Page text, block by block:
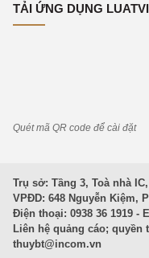
TẢI ỨNG DỤNG
Quét mã QR code để cài đặt
Trụ sở: Tầng 3, Toà nhà
VPĐD: 648 Nguyễn Kiệm,
Điện thoại: 0938 36 1919 -
Liên hệ quảng cáo; quyền
thuybt@incom.vn